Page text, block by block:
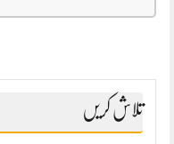
تلاش کریں